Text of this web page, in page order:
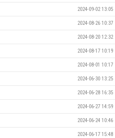
2024-09-02 13:05
2024-08-26 10:37
2024-08-20 12:32
2024-08-17 10:19
2024-08-01 10:17
2024-06-30 13:25
2024-06-28 16:35
2024-06-27 14:59
2024-06-24 10:46
2024-06-17 15:48